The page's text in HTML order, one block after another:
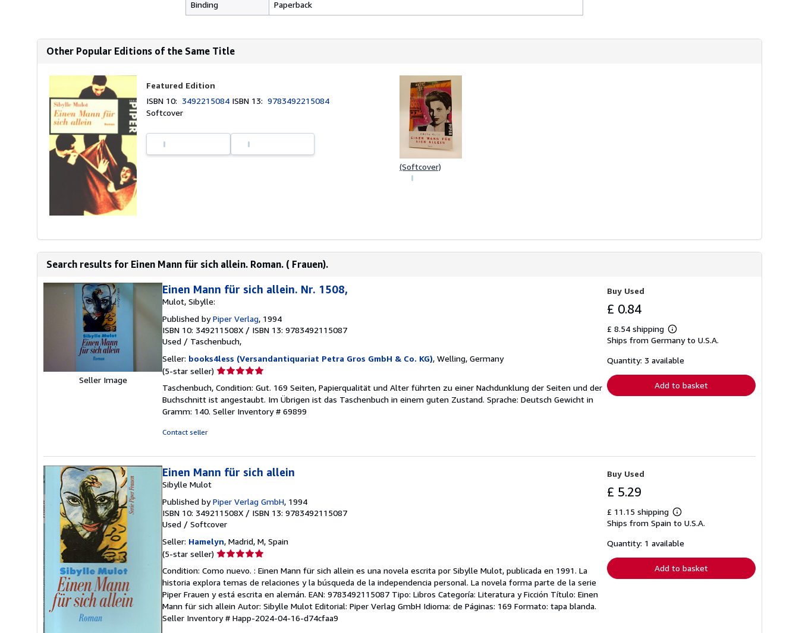
Binding Paperback
Other Popular Editions of the Same Title
Featured Edition
ISBN 10: 3492215084 ISBN 13:9783492215084
Softcover
(Softcover)
Search results for Einen Mann für sich allein. Roman. ( Frauen).
Seller Image
Einen Mann für sich allein. Nr. 1508,
Mulot, Sibylle:
Published byPiper Verlag, 1994
ISBN 10: 349211508X / ISBN 13: 9783492115087
Used / Taschenbuch,
Seller: books4less (Versandantiquariat Petra Gros GmbH & Co. KG), Welling, Germany
(5-star seller) Seller
5
out
of
Taschenbuch, Condition: Gut. 169 Seiten, Papierqualität und Alter führten zu einer Nachdunklung der Seiten und der
Buchschnitt ist angestaubt. Im Übrigen ist das Taschenbuch in einem guten Zustand. Sprache: Deutsch Gewicht in
Gramm: 140. Seller Inventory # 69899
Contact seller
Buy Used
£ 0.84
£ 8.54 shipping
Learn
more
shipping
Ships from Germany to U.S.A.
Quantity: 3 available
Add to basket
Einen Mann für sich allein
Sibylle Mulot
Published byPiper Verlag GmbH, 1994
ISBN 10: 349211508X / ISBN 13: 9783492115087
Used / Softcover
Seller: Hamelyn, Madrid, M, Spain
(5-star seller) Seller
5
out
of
5
stars
Condition: Como nuevo. : Einen Mann für sich allein es una novela escrita por Sibylle Mulot, publicada en 1991. La
historia explora temas de relaciones y la búsqueda de la independencia personal. La novela forma parte de la serie
Piper Frauen y está escrita en alemán. EAN: 9783492115087 Tipo: Libros Categoría: Literatura y Ficción Título: Einen
Mann für sich allein Autor: Sibylle Mulot Editorial: Piper Verlag GmbH Idioma: de Páginas: 169 Formato: tapa blanda.
Seller Inventory # Happ-2024-04-16-d74cfaa9
Buy Used
£ 5.29
£ 11.15 shipping
Learn
more
shipping
Ships from Spain to U.S.A.
Quantity: 1 available
Add to basket